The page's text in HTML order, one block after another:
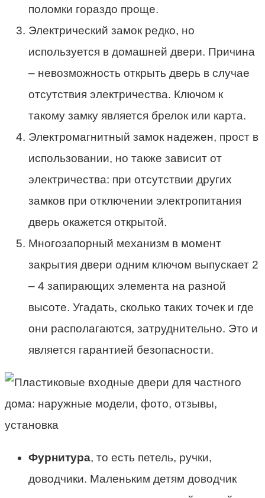
поломки гораздо проще.
Электрический замок редко, но
используется в домашней двери. Причина
– невозможность открыть дверь в случае
отсутствия электричества. Ключом к
такому замку является брелок или карта.
Электромагнитный замок надежен, прост в
использовании, но также зависит от
электричества: при отсутствии других
замков при отключении электропитания
дверь окажется открытой.
Многозапорный механизм в момент
закрытия двери одним ключом выпускает 2
– 4 запирающих элемента на разной
высоте. Угадать, сколько таких точек и где
они располагаются, затруднительно. Это и
является гарантией безопасности.
Фурнитура, то есть петель, ручки,
доводчики. Маленьким детям доводчик